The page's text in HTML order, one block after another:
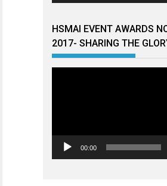
HSMAI EVENT AWARDS
2017- SHARING THE
00:00